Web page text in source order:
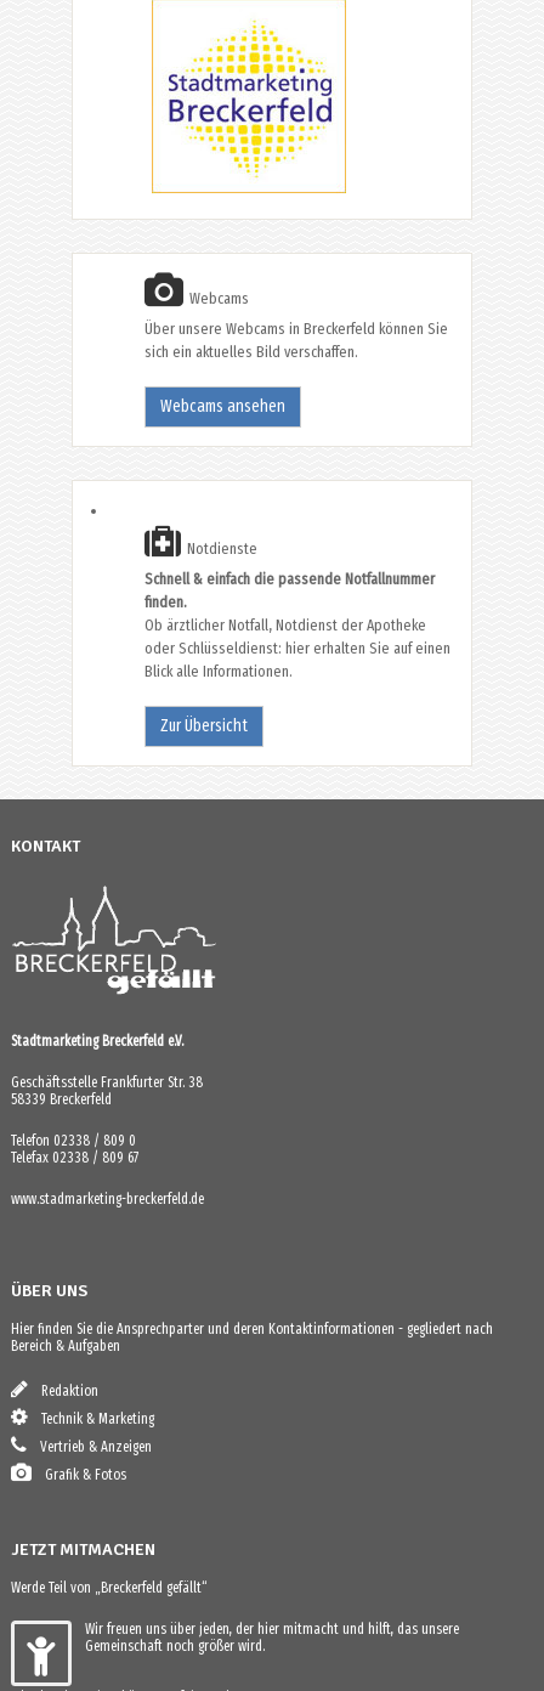
Webcams
Über unsere Webcams in Breckerfeld können Sie
sich ein aktuelles Bild verschaffen.
Webcams ansehen
Notdienste
Schnell & einfach die passende Notfallnummer
finden.
Ob ärztlicher Notfall, Notdienst der Apotheke
oder Schlüsseldienst: hier erhalten Sie auf einen
Blick alle Informationen.
Zur Übersicht
KONTAKT
Stadtmarketing Breckerfeld e.V.
Geschäftsstelle Frankfurter Str. 38
58339 Breckerfeld
Telefon 02338 / 809 0
Telefax 02338 / 809 67
www.stadmarketing-breckerfeld.de
ÜBER UNS
Hier finden Sie die Ansprechparter und deren Kontaktinformationen - gegliedert nach
Bereich & Aufgaben
Redaktion
Technik & Marketing
Vertrieb & Anzeigen
Grafik & Fotos
JETZT MITMACHEN
Werde Teil von „Breckerfeld gefällt“
Wir freuen uns über jeden, der hier mitmacht und hilft, das unsere
Gemeinschaft noch größer wird.